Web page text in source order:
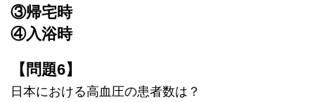
③帰宅時
④入浴時
【問題6】
日本における高血圧の患者数は？